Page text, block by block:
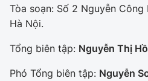
Tòa soạn: Số 2 Nguyễn
Hà Nội.
Tổng biên tập: Nguyễn Thị
Phó Tổng biên tập: Nguyễn